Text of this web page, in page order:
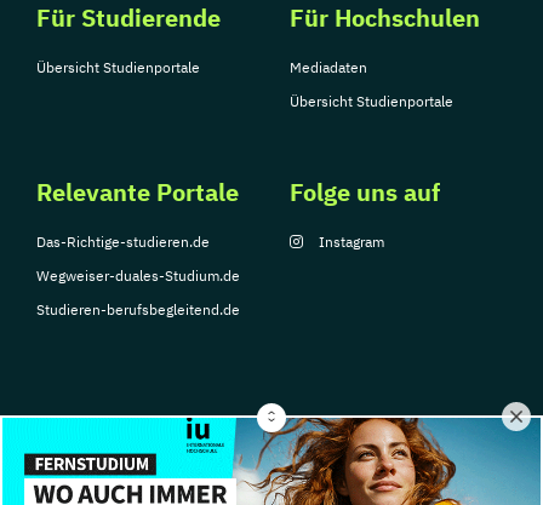
Für Studierende
Übersicht Studienportale
Für Hochschulen
Mediadaten
Übersicht Studienportale
Relevante Portale
Das-Richtige-studieren.de
Wegweiser-duales-Studium.de
Studieren-berufsbegleitend.de
Folge uns auf
Instagram
© Copyright 2026, TarGroup Media GmbH